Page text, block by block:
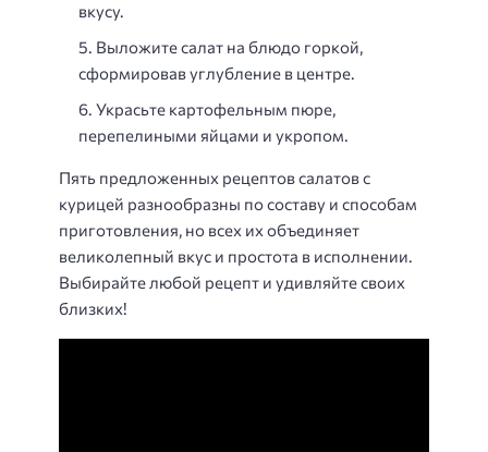
вкусу.
Выложите салат на блюдо горкой,
сформировав углубление в центре.
Украсьте картофельным пюре,
перепелиными яйцами и укропом.
Пять предложенных рецептов салатов с
курицей разнообразны по составу и способам
приготовления, но всех их объединяет
великолепный вкус и простота в исполнении.
Выбирайте любой рецепт и удивляйте своих
близких!